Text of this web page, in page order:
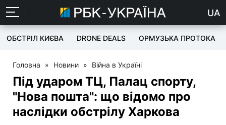
UA
ОБСТРІЛ КИЄВА DRONE DEALS ОРМУЗЬКА ПРОТОКА
Головна » Новини » Війна в Україні
Під ударом ТЦ, Палац спорту,
"Нова пошта": що відомо про
наслідки обстрілу Харкова